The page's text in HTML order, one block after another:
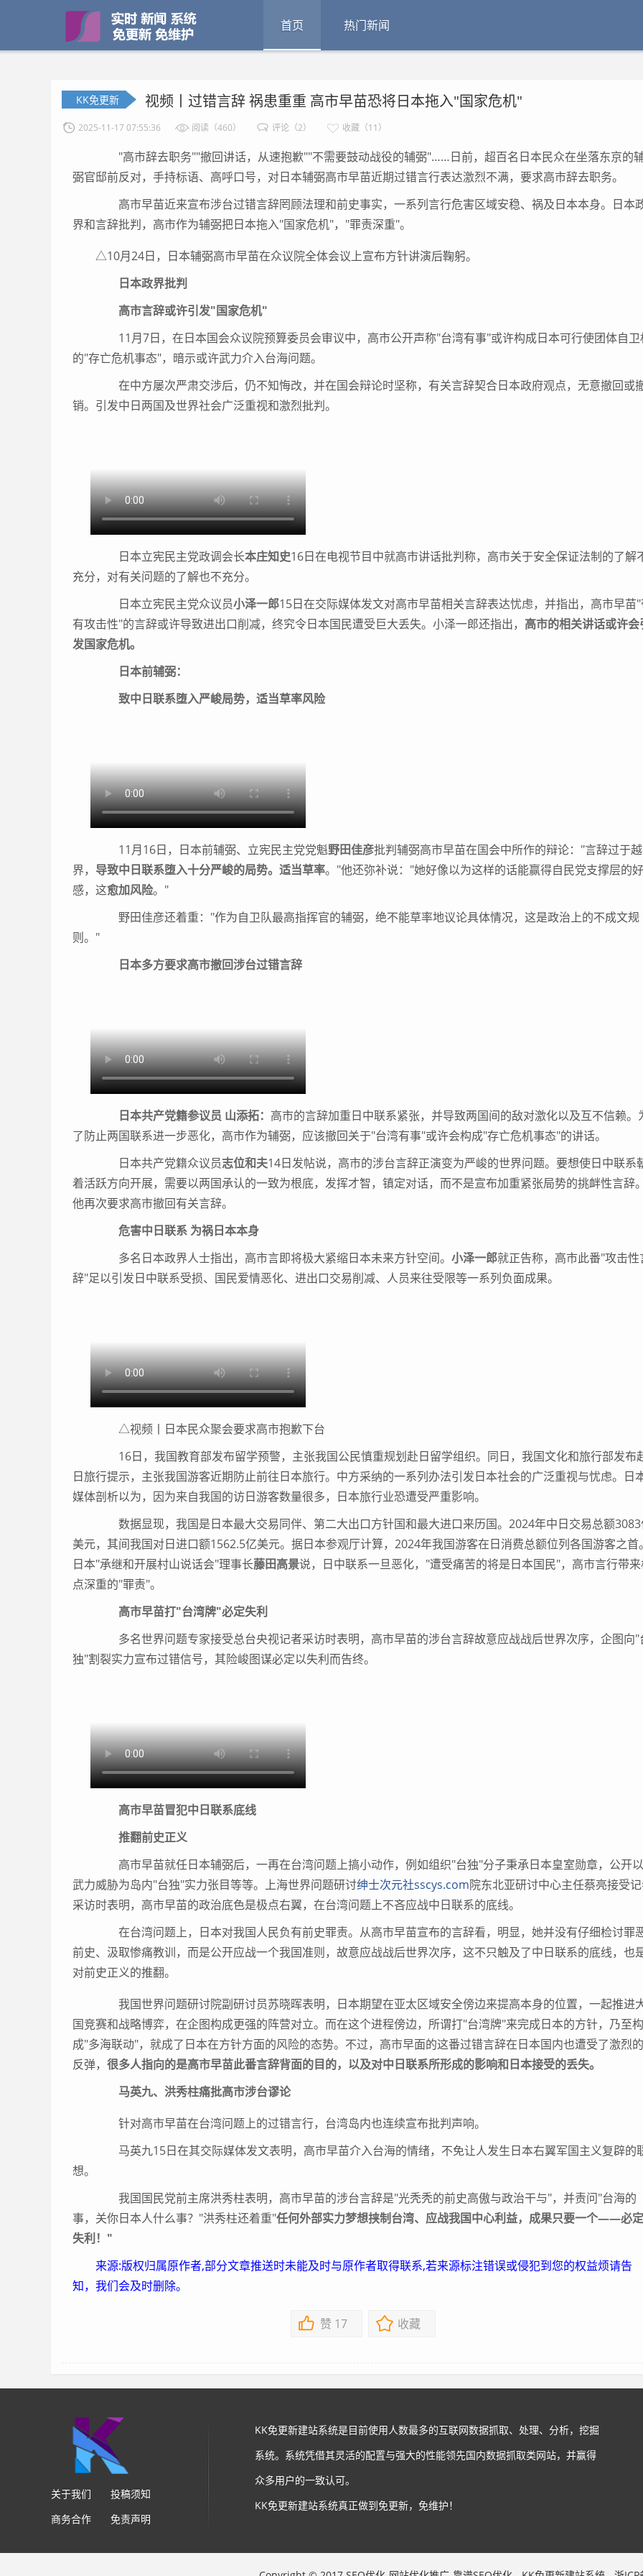
首页 热门新闻
KK免更新 视频丨过错言辞 祸患重重 高市早苗恐将日本拖入"国家危机"
2025-11-17 07:55:36 阅读（460） 评论（2） 收藏（11）
"高市辞去职务""撤回讲话，从速抱歉""不需要鼓动战役的辅弼"……日前，超百名日本民众在坐落东京的
弼官邸前反对，手持标语、高呼口号，对日本辅弼高市早苗近期过错言行表达激烈不满，要求高市辞去职务。
高市早苗近来宣布涉台过错言辞罔顾法理和前史事实，一系列言行危害区域安稳、祸及日本本身。日本
界和言辞批判，高市作为辅弼把日本拖入"国家危机"，"罪责深重"。
△10月24日，日本辅弼高市早苗在众议院全体会议上宣布方针讲演后鞠躬。
日本政界批判
高市言辞或许引发"国家危机"
11月7日，在日本国会众议院预算委员会审议中，高市公开声称"台湾有事"或许构成日本可行使团体自卫
的"存亡危机事态"，暗示或许武力介入台海问题。
在中方屡次严肃交涉后，仍不知悔改，并在国会辩论时坚称，有关言辞契合日本政府观点，无意撤回或
销。引发中日两国及世界社会广泛重视和激烈批判。
日本立宪民主党政调会长本庄知史16日在电视节目中就高市讲话批判称，高市关于安全保证法制的了解
充分，对有关问题的了解也不充分。
日本立宪民主党众议员小泽一郎15日在交际媒体发文对高市早苗相关言辞表达忧虑，并指出，高市早苗
有攻击性"的言辞或许导致进出口削减，终究令日本国民遭受巨大丢失。小泽一郎还指出， 高市的相关讲话或许会
发国家危机。
日本前辅弼：
致中日联系堕入严峻局势，适当草率风险
11月16日，日本前辅弼、立宪民主党党魁野田佳彦批判辅弼高市早苗在国会中所作的辩论："言辞过于越
界， 导致中日联系堕入十分严峻的局势。适当草率。"他还弥补说："她好像以为这样的话能赢得自民党支撑层的好
感，这愈加风险。"
野田佳彦还着重："作为自卫队最高指挥官的辅弼，绝不能草率地议论具体情况，这是政治上的不成文规
则。"
日本多方要求高市撤回涉台过错言辞
日本共产党籍参议员 山添拓： 高市的言辞加重日中联系紧张，并导致两国间的敌对激化以及互不信赖。
了防止两国联系进一步恶化，高市作为辅弼，应该撤回关于"台湾有事"或许会构成"存亡危机事态"的讲话。
日本共产党籍众议员志位和夫14日发帖说，高市的涉台言辞正演变为严峻的世界问题。要想使日中联系
着活跃方向开展，需要以两国承认的一致为根底，发挥才智，镇定对话，而不是宣布加重紧张局势的挑衅性言辞。
他再次要求高市撤回有关言辞。
危害中日联系 为祸日本本身
多名日本政界人士指出，高市言即将极大紧缩日本未来方针空间。 小泽一郎就正告称，高市此番"攻击性
辞"足以引发日中联系受损、国民爱情恶化、进出口交易削减、人员来往受限等一系列负面成果。
△视频丨日本民众聚会要求高市抱歉下台
16日，我国教育部发布留学预警，主张我国公民慎重规划赴日留学组织。同日，我国文化和旅行部发布
日旅行提示，主张我国游客近期防止前往日本旅行。中方采纳的一系列办法引发日本社会的广泛重视与忧虑。日
媒体剖析以为，因为来自我国的访日游客数量很多，日本旅行业恐遭受严重影响。
数据显现，我国是日本最大交易同伴、第二大出口方针国和最大进口来历国。2024年中日交易总额3083
美元，其间我国对日进口额1562.5亿美元。据日本参观厅计算，2024年我国游客在日消费总额位列各国游客之首。
日本"承继和开展村山说话会"理事长藤田高景说，日中联系一旦恶化，"遭受痛苦的将是日本国民"，高市言行带来
点深重的"罪责"。
高市早苗打"台湾牌"必定失利
多名世界问题专家接受总台央视记者采访时表明，高市早苗的涉台言辞故意应战战后世界次序，企图向"
独"割裂实力宣布过错信号，其险峻图谋必定以失利而告终。
高市早苗冒犯中日联系底线
推翻前史正义
高市早苗就任日本辅弼后，一再在台湾问题上搞小动作，例如组织"台独"分子秉承日本皇室勋章，公开以
武力威胁为岛内"台独"实力张目等等。上海世界问题研讨绅士次元社sscys.com院东北亚研讨中心主任蔡亮接受
采访时表明，高市早苗的政治底色是极点右翼，在台湾问题上不吝应战中日联系的底线。
在台湾问题上，日本对我国人民负有前史罪责。从高市早苗宣布的言辞看，明显，她并没有仔细检讨罪
前史、汲取惨痛教训，而是公开应战一个我国准则，故意应战战后世界次序，这不只触及了中日联系的底线，也
对前史正义的推翻。
我国世界问题研讨院副研讨员苏晓晖表明，日本期望在亚太区域安全傍边来提高本身的位置，一起推进
国竞赛和战略博弈，在企图构成更强的阵营对立。而在这个进程傍边，所谓打"台湾牌"来完成日本的方针，乃至构
成"多海联动"，就成了日本在方针方面的风险的态势。不过，高市早面的这番过错言辞在日本国内也遭受了激烈的
反弹， 很多人指向的是高市早苗此番言辞背面的目的，以及对中日联系所形成的影响和日本接受的丢失。
马英九、洪秀柱痛批高市涉台谬论
针对高市早苗在台湾问题上的过错言行，台湾岛内也连续宣布批判声响。
马英九15日在其交际媒体发文表明，高市早苗介入台海的情绪，不免让人发生日本右翼军国主义复辟的
想。
我国国民党前主席洪秀柱表明，高市早苗的涉台言辞是"光秃秃的前史高傲与政治干与"，并责问"台海的
事，关你日本人什么事？"洪秀柱还着重"任何外部实力梦想挟制台湾、应战我国中心利益，成果只要一个——必定
失利！"
来源:版权归属原作者,部分文章推送时未能及时与原作者取得联系,若来源标注错误或侵犯到您的权益烦请告
知，我们会及时删除。
赞 17 收藏
关于我们
投稿须知
商务合作
免责声明
KK免更新建站系统是目前使用人数最多的互联网数据抓取、处理、分析，挖掘
系统。系统凭借其灵活的配置与强大的性能领先国内数据抓取类网站，并赢得
众多用户的一致认可。
KK免更新建站系统真正做到免更新，免维护！